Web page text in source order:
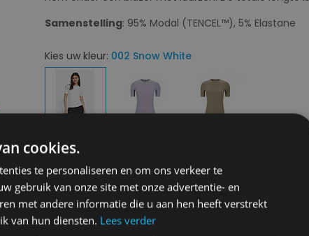
Samenstelling: 95% Modal (TENCEL™), 5% Elastane
Kies uw kleur: 002 Snow White
Kies uw maat:
€ 44,95 € 22,48
cookies.
te personaliseren en om ons verkeer te
gebruik van onze site met onze advertentie- en
met andere informatie die u aan hen heeft verstrekt
van hun diensten. Lees verder